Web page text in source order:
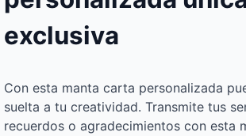
exclusiva
Con esta manta carta personalizada
suelta a tu creatividad. Transmite tus
recuerdos o agradecimientos con esta